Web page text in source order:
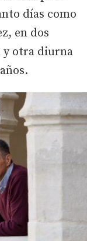
días como
en dos
y otra diurna